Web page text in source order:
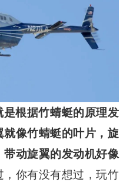
是根据竹蜻蜓的原理发
就像竹蜻蜓的叶片，旋
动旋翼的发动机好像
，你有没有想过，玩竹